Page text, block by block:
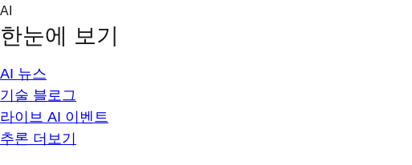
Skip
content
AI
한눈에 보기
AI 뉴스
기술 블로그
라이브 AI 이벤트
추론 더보기